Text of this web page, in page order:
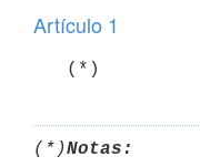
Artículo 1
   (*)
(*)Notas: